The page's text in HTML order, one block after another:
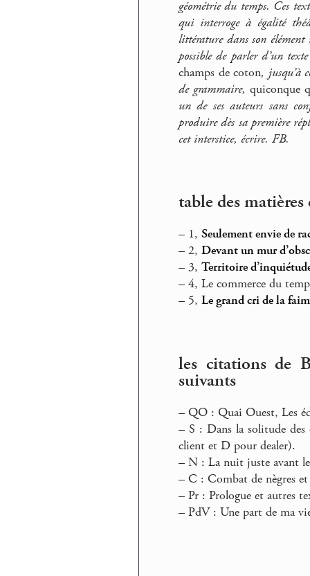
géométrie du temps. Ces
qui interroge à égalité
littérature dans son
possible de parler d’un
champs de coton, jusqu’à
de grammaire,quiconque
un de ses auteurs sans
produire dès sa première
cet interstice, écrire. FB.
table des
– 1, Seulement envie de
– 2, Devant un mur
– 3, Territoire
– 4, Le commerce du
– 5, Le grand cri de la
les citations de
suivants
– QO : Quai Ouest, Les
– S : Dans la solitude
client et D pour dealer).
– N : La nuit juste avant
– C : Combat de nègres
– Pr : Prologue et autres
– PdV : Une part de ma